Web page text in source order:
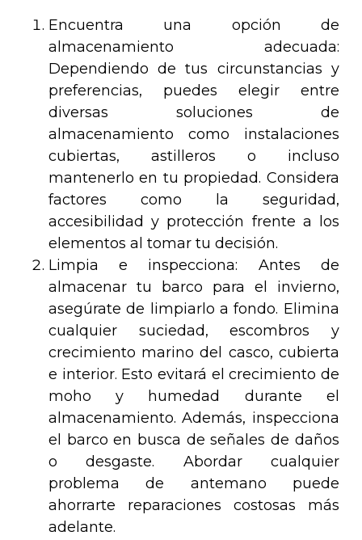
Encuentra una opción de
almacenamiento adecuada:
Dependiendo de tus circunstancias y
preferencias, puedes elegir entre
diversas soluciones de
almacenamiento como instalaciones
cubiertas, astilleros o incluso
mantenerlo en tu propiedad. Considera
factores como la seguridad,
accesibilidad y protección frente a los
elementos al tomar tu decisión.
Limpia e inspecciona: Antes de
almacenar tu barco para el invierno,
asegúrate de limpiarlo a fondo. Elimina
cualquier suciedad, escombros y
crecimiento marino del casco, cubierta
e interior. Esto evitará el crecimiento de
moho y humedad durante el
almacenamiento. Además, inspecciona
el barco en busca de señales de daños
o desgaste. Abordar cualquier
problema de antemano puede
ahorrarte reparaciones costosas más
adelante.